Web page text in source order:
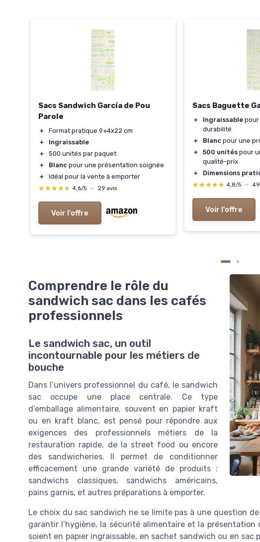
Sacs Sandwich García de Pou
Parole
＋
Format pratique 9+4x22 cm
＋
Ingraissable
＋
500 unités par paquet
＋
Blanc pour une présentation soignée
＋
Idéal pour la vente à emporter
★★★★★
★★★★★ 4,6/5 — 29 avis
Voir l'offre
Sacs Baguette
＋ Ingraissable pour
durabilité
＋
Blanc pour une
＋
500 unités pour
qualité-prix
＋
Dimensions
★★★★★
★★★★★ 4,8/5 —
Voir l'offre
Comprendre le rôle du
sandwich sac dans les cafés
professionnels
Le sandwich sac, un outil
incontournable pour les métiers de
bouche
Dans l’univers professionnel du café, le sandwich
sac occupe une place centrale. Ce type
d’emballage alimentaire, souvent en papier kraft
ou en kraft blanc, est pensé pour répondre aux
exigences des professionnels métiers de la
restauration rapide, de la street food ou encore
des sandwicheries. Il permet de conditionner
efficacement une grande variété de produits :
sandwichs classiques, sandwichs américains,
pains garnis, et autres préparations à emporter.
Le choix du sac sandwich ne se limite pas à une question
garantir l’hygiène, la sécurité alimentaire et la présentation
soient en papier ingraissable, en sachet sandwich ou en